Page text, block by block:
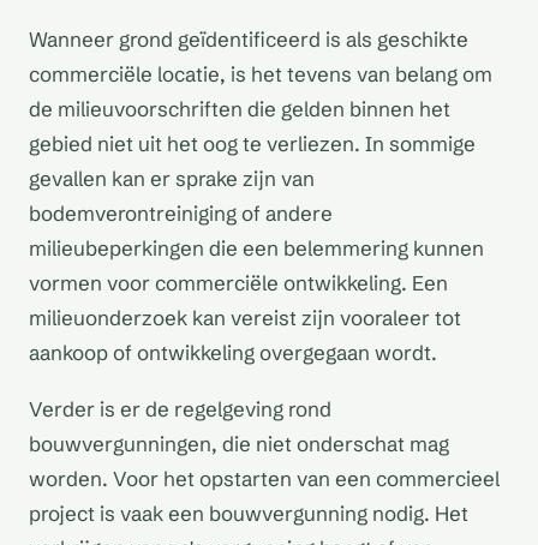
Wanneer grond geïdentificeerd is als geschikte
commerciële locatie, is het tevens van belang om
de milieuvoorschriften die gelden binnen het
gebied niet uit het oog te verliezen. In sommige
gevallen kan er sprake zijn van
bodemverontreiniging of andere
milieubeperkingen die een belemmering kunnen
vormen voor commerciële ontwikkeling. Een
milieuonderzoek kan vereist zijn vooraleer tot
aankoop of ontwikkeling overgegaan wordt.
Verder is er de regelgeving rond
bouwvergunningen, die niet onderschat mag
worden. Voor het opstarten van een commercieel
project is vaak een bouwvergunning nodig. Het